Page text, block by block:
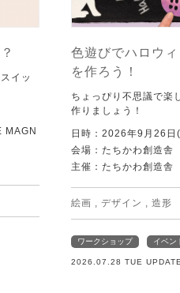
イッ
MAGN
色遊びでハロウ
を作ろう！
ちょっぴり不思議で楽
作りましょう！
日時：2026年9月26日
会場：たちかわ創造舎
主催：たちかわ創造舎
絵画 , デザイン , 造形
ワークショップ イベン
2026.07.28 TUE